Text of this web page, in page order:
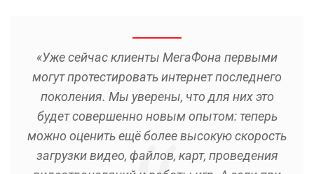
«Уже сейчас клиенты МегаФона первыми
могут протестировать интернет последнего
поколения. Мы уверены, что для них это
будет совершенно новым опытом: теперь
можно оценить ещё более высокую скорость
загрузки видео, файлов, карт, проведения